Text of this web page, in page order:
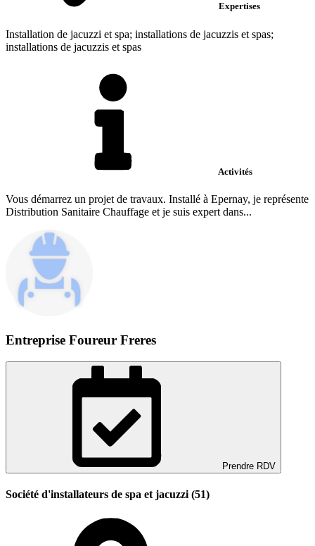
Expertises
Installation de jacuzzi et spa; installations de jacuzzis et spas;
installations de jacuzzis et spas
Activités
Vous démarrez un projet de travaux. Installé à Epernay, je représente
Distribution Sanitaire Chauffage et je suis expert dans...
Entreprise Foureur Freres
Prendre RDV
Société d'installateurs de spa et jacuzzi (51)